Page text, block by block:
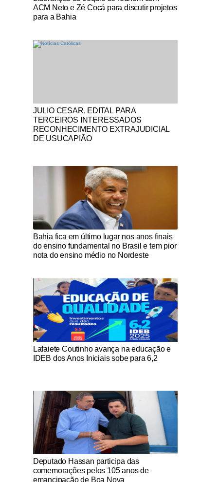
ACM Neto e Zé Cocá para discutir projetos
para a Bahia
Notícias Católicas
JULIO CESAR, EDITAL PARA
TERCEIROS INTERESSADOS
RECONHECIMENTO EXTRAJUDICIAL
DE USUCAPIÃO
Notícias Católicas
Bahia fica em último lugar nos anos finais
do ensino fundamental no Brasil e tem pior
nota do ensino médio no Nordeste
Notícias Católicas
Lafaiete Coutinho avança na educação e
IDEB dos Anos Iniciais sobe para 6,2
Notícias Católicas
Deputado Hassan participa das
comemorações pelos 105 anos de
emancipação de Boa Nova